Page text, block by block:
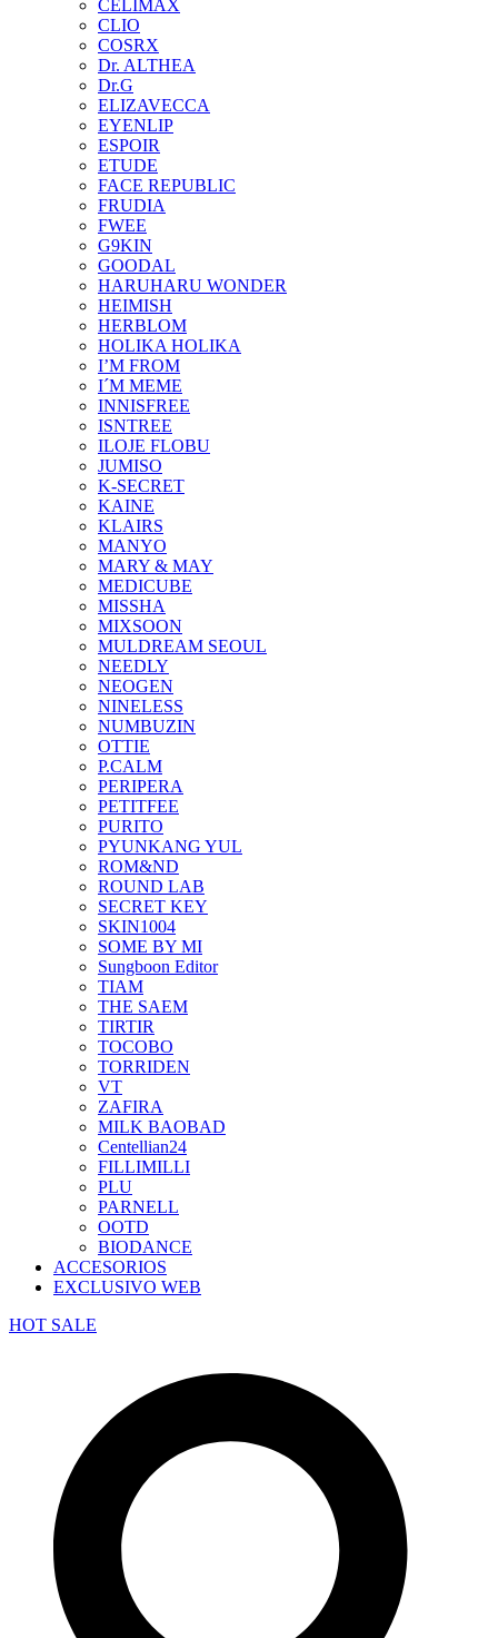
CELIMAX
CLIO
COSRX
Dr. ALTHEA
Dr.G
ELIZAVECCA
EYENLIP
ESPOIR
ETUDE
FACE REPUBLIC
FRUDIA
FWEE
G9KIN
GOODAL
HARUHARU WONDER
HEIMISH
HERBLOM
HOLIKA HOLIKA
I’M FROM
I´M MEME
INNISFREE
ISNTREE
ILOJE FLOBU
JUMISO
K-SECRET
KAINE
KLAIRS
MANYO
MARY & MAY
MEDICUBE
MISSHA
MIXSOON
MULDREAM SEOUL
NEEDLY
NEOGEN
NINELESS
NUMBUZIN
OTTIE
P.CALM
PERIPERA
PETITFEE
PURITO
PYUNKANG YUL
ROM&ND
ROUND LAB
SECRET KEY
SKIN1004
SOME BY MI
Sungboon Editor
TIAM
THE SAEM
TIRTIR
TOCOBO
TORRIDEN
VT
ZAFIRA
MILK BAOBAD
Centellian24
FILLIMILLI
PLU
PARNELL
OOTD
BIODANCE
ACCESORIOS
EXCLUSIVO WEB
HOT SALE